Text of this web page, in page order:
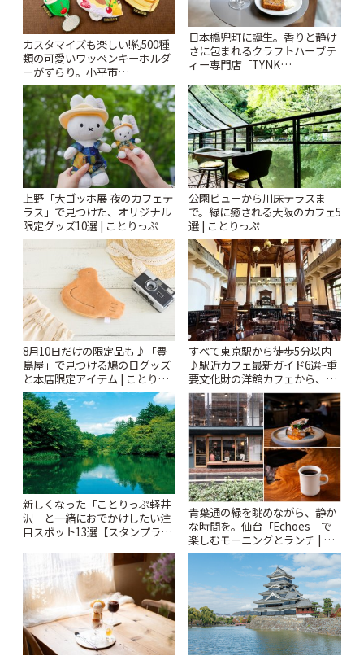
カスタマイズも楽しい!約500種
類の可愛いワッペンキーホルダ
ーがずらり。小平市
「Kimamaya T&K」 | ことりっ
ぷ
日本橋兜町に誕生。香りと静け
さに包まれるクラフトハーブテ
ィー専門店「TYNK
上野「大ゴッホ展 夜のカフェテ
ラス」で見つけた、オリジナル
限定グッズ10選 | ことりっぷ
公園ビューから川床テラスま
で。緑に癒される大阪のカフェ5
選 | ことりっぷ
8月10日だけの限定品も♪「豊
島屋」で見つける鳩の日グッズ
と本店限定アイテム | ことりっ
ぷ
すべて東京駅から徒歩5分以内
♪駅近カフェ最新ガイド6選~重
要文化財の洋館カフェから、改
札すぐのレトロ喫茶まで~ | こと
りっぷ
新しくなった「ことりっぷ軽井
沢」と一緒におでかけしたい注
目スポット13選【スタンプラリ
青葉通の緑を眺めながら、静か
な時間を。仙台「Echoes」で
楽しむモーニングとランチ | こ
とりっぷ